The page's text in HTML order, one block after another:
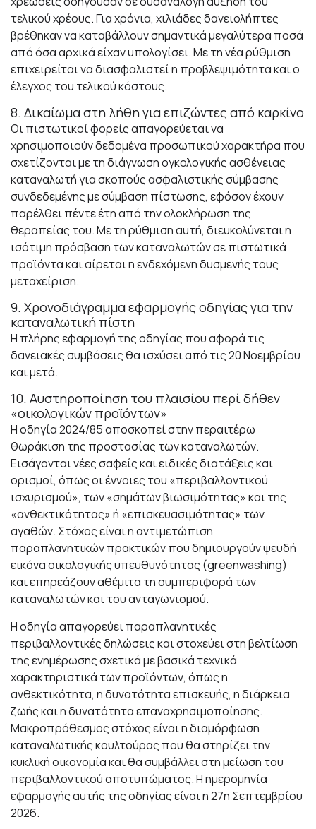
τελικού χρέους. Για χρόνια, χιλιάδες δανειολήπτες
βρέθηκαν να καταβάλλουν σημαντικά μεγαλύτερα ποσά
από όσα αρχικά είχαν υπολογίσει. Με τη νέα ρύθμιση
επιχειρείται να διασφαλιστεί η προβλεψιμότητα και ο
έλεγχος του τελικού κόστους.
8. Δικαίωμα στη λήθη για επιζώντες από καρκίνο
Οι πιστωτικοί φορείς απαγορεύεται να
χρησιμοποιούν δεδομένα προσωπικού χαρακτήρα που
σχετίζονται με τη διάγνωση ογκολογικής ασθένειας
καταναλωτή για σκοπούς ασφαλιστικής σύμβασης
συνδεδεμένης με σύμβαση πίστωσης, εφόσον έχουν
παρέλθει πέντε έτη από την ολοκλήρωση της
θεραπείας του. Με τη ρύθμιση αυτή, διευκολύνεται η
ισότιμη πρόσβαση των καταναλωτών σε πιστωτικά
προϊόντα και αίρεται η ενδεχόμενη δυσμενής τους
μεταχείριση.
9. Χρονοδιάγραμμα εφαρμογής οδηγίας για την
καταναλωτική πίστη
Η πλήρης εφαρμογή της οδηγίας που αφορά τις
δανειακές συμβάσεις θα ισχύσει από τις 20 Νοεμβρίου
και μετά.
10. Αυστηροποίηση του πλαισίου περί δήθεν
«οικολογικών προϊόντων»
Η οδηγία 2024/85 αποσκοπεί στην περαιτέρω
θωράκιση της προστασίας των καταναλωτών.
Εισάγονται νέες σαφείς και ειδικές διατάξεις και
ορισμοί, όπως οι έννοιες του «περιβαλλοντικού
ισχυρισμού», των «σημάτων βιωσιμότητας» και της
«ανθεκτικότητας» ή «επισκευασιμότητας» των
αγαθών. Στόχος είναι η αντιμετώπιση
παραπλανητικών πρακτικών που δημιουργούν ψευδή
εικόνα οικολογικής υπευθυνότητας (greenwashing)
και επηρεάζουν αθέμιτα τη συμπεριφορά των
καταναλωτών και του ανταγωνισμού.
Η οδηγία απαγορεύει παραπλανητικές
περιβαλλοντικές δηλώσεις και στοχεύει στη βελτίωση
της ενημέρωσης σχετικά με βασικά τεχνικά
χαρακτηριστικά των προϊόντων, όπως η
ανθεκτικότητα, η δυνατότητα επισκευής, η διάρκεια
ζωής και η δυνατότητα επαναχρησιμοποίησης.
Μακροπρόθεσμος στόχος είναι η διαμόρφωση
καταναλωτικής κουλτούρας που θα στηρίζει την
κυκλική οικονομία και θα συμβάλλει στη μείωση του
περιβαλλοντικού αποτυπώματος. Η ημερομηνία
εφαρμογής αυτής της οδηγίας είναι η 27η Σεπτεμβρίου
2026.